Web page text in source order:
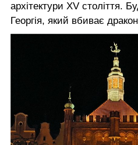
архітектури XV століття.
Георгія, який вбиває